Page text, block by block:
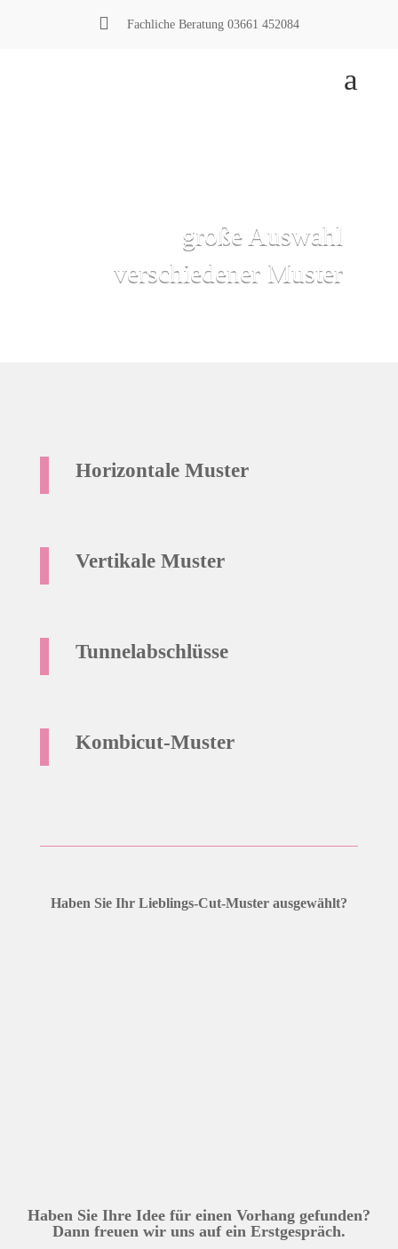
 Fachliche Beratung 03661 452084
a
große Auswahl
verschiedener Muster
Horizontale Muster
Vertikale Muster
Tunnelabschlüsse
Kombicut-Muster
Haben Sie Ihr Lieblings-Cut-Muster ausgewählt?
Haben Sie Ihre Idee für einen Vorhang gefunden?
Dann freuen wir uns auf ein Erstgespräch.